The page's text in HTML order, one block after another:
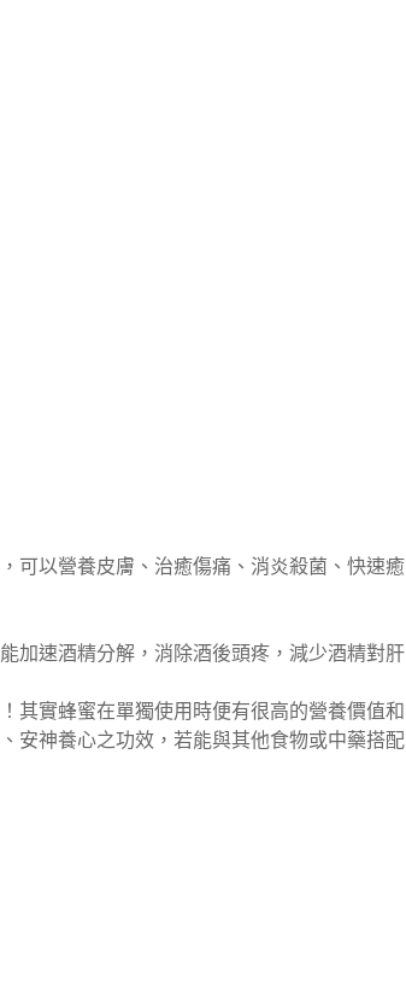
可以營養皮膚、治癒傷痛、消炎殺菌、快速癒
加速酒精分解，消除酒後頭疼，減少酒精對肝
其實蜂蜜在單獨使用時便有很高的營養價值和
安神養心之功效，若能與其他食物或中藥搭配